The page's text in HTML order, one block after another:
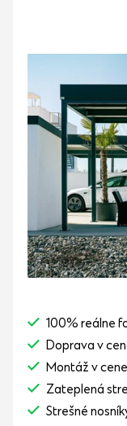
100% reálne
Doprava v
Montáž v cene
Zateplená
Strešné